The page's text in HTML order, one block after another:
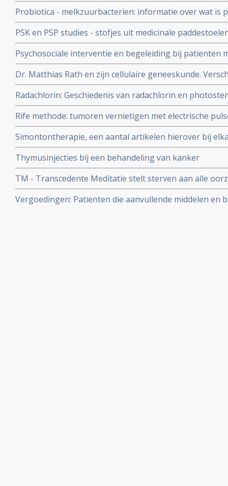
Probiotica - melkzuurbacterien: informatie over wat is
probiotica bij o.a. darmkanker en ziekte van Crohn
PSK en PSP studies - stofjes uit medicinale
uitgevoerd zijn bij kankerpatiënten bij elkaar gezet.
significant betere resultaten geven voor de PSK en
Psychosociale interventie en begeleiding bij patienten
belangrijke artikelen
Dr. Matthias Rath en zijn cellulaire geneeskunde.
dat combinatie van voedingsupplementen met o.a.
proline de groei van kanker sterk kan remmen met
Radachlorin: Geschiedenis van radachlorin en
middelen die gebruikt worden als niet-toxische
behandeling.
Rife methode: tumoren vernietigen met electrische
Simontontherapie, een aantal artikelen hierover bij
van Simontoncancercenter in Nederland
Thymusinjecties bij een behandeling van kanker
TM - Transcedente Meditatie stelt sterven aan alle
verhoogde bloeddruk met 23% in tijd, voor sterven
en sterven aan kanker werd met 49% aan tijd
Vergoedingen: Patienten die aanvullende middelen en